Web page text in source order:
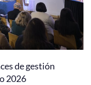
de gestión
2026